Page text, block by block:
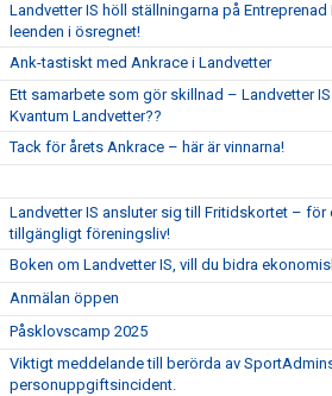
Landvetter IS höll ställningarna på Entreprenad
leenden i ösregnet!
Ank-tastiskt med Ankrace i Landvetter
Ett samarbete som gör skillnad – Landvetter IS
Kvantum Landvetter??
Tack för årets Ankrace – här är vinnarna!
Landvetter IS ansluter sig till Fritidskortet – för
tillgängligt föreningsliv!
Boken om Landvetter IS, vill du bidra
Anmälan öppen
Påsklovscamp 2025
Viktigt meddelande till berörda av
personuppgiftsincident.